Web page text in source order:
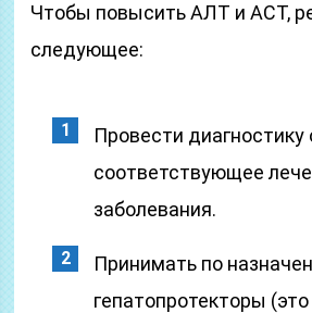
Чтобы повысить АЛТ и АСТ,
следующее:
Провести диагностику
соответствующее
заболевания.
Принимать по
гепатопротекторы